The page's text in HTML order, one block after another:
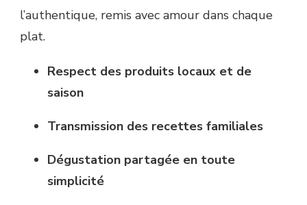
l’authentique, remis avec amour dans chaque
plat.
Respect des produits locaux et de
saison
Transmission des recettes familiales
Dégustation partagée en toute
simplicité